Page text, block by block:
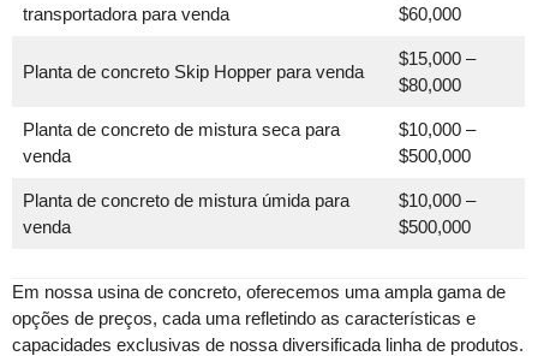
transportadora para venda
$60,000
Planta de concreto Skip Hopper para venda
$15,000 –
$80,000
Planta de concreto de mistura seca para
venda
$10,000 –
$500,000
Planta de concreto de mistura úmida para
venda
$10,000 –
$500,000
Em nossa usina de concreto, oferecemos uma ampla gama de
opções de preços, cada uma refletindo as características e
capacidades exclusivas de nossa diversificada linha de produtos.